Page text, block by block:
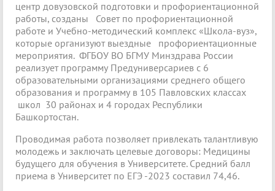
центр довузовской подготовки и профориентационной
работы, созданы Совет по профориентационной
работе и Учебно-методический комплекс «Школа-вуз»,
которые организуют выездные профориентационные
мероприятия. ФГБОУ ВО БГМУ Минздрава России
реализует программу Предуниверсариев с 6
образовательными организациями среднего общего
образования и программу в 105 Павловских классах
школ 30 районах и 4 городах Республики
Башкортостан.
Проводимая работа позволяет привлекать талантливую
молодежь и заключать целевые договоры: Медицины
будущего для обучения в Университете. Средний балл
приема в Университет по ЕГЭ -2023 составил 74,46.